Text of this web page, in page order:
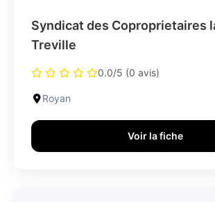
Syndicat des Coproprietaires
Treville
0.0/5 (0 avis)
Royan
Voir la fiche